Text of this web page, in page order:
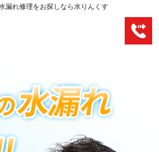
漏れ修理をお探しなら水りんくす